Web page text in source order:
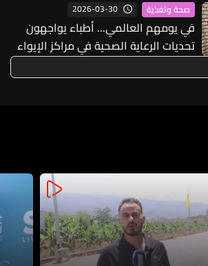
صحة وتغذية 2026-03-30
في يومهم العالمي... أطباء يواجهون
تحديات الرعاية الصحية في مراكز الإيواء
اللبنانية